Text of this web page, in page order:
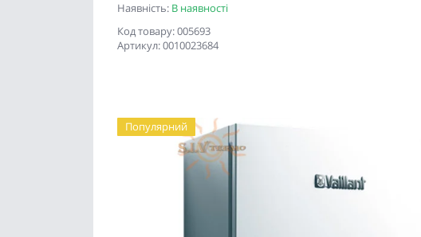
Наявність: В наявності
Код товару: 005693
Артикул: 0010023684
Популярний